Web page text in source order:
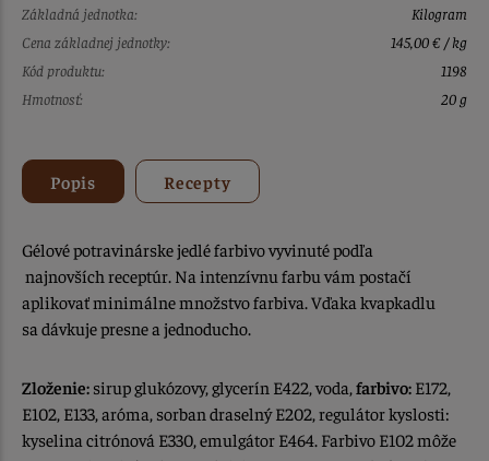
Základná jednotka:
Kilogram
Cena základnej jednotky:
145,00 € / kg
Kód produktu:
1198
Hmotnosť:
20 g
Popis Recepty
Gélové potravinárske jedlé farbivo vyvinuté podľa
najnovších receptúr. Na intenzívnu farbu vám postačí
aplikovať minimálne množstvo farbiva. Vďaka kvapkadlu
sa dávkuje presne a jednoducho.
Zloženie: sirup glukózovy, glycerín E422, voda, farbivo: E172,
E102, E133, aróma, sorban draselný E202, regulátor kyslosti:
kyselina citrónová E330, emulgátor E464. Farbivo E102 môže